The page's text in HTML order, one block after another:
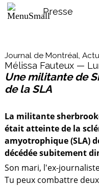
Journal de Montréal,
Mélissa Fauteux —
Une militante de
de la SLA
La militante
était atteinte de la
amyotrophique (SLA)
décédée subitement
Son mari, l'ex-
Tu peux combattre
Presse